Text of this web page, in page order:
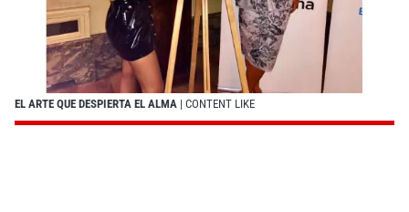
EL ARTE QUE DESPIERTA EL ALMA | CONTENT LIKE